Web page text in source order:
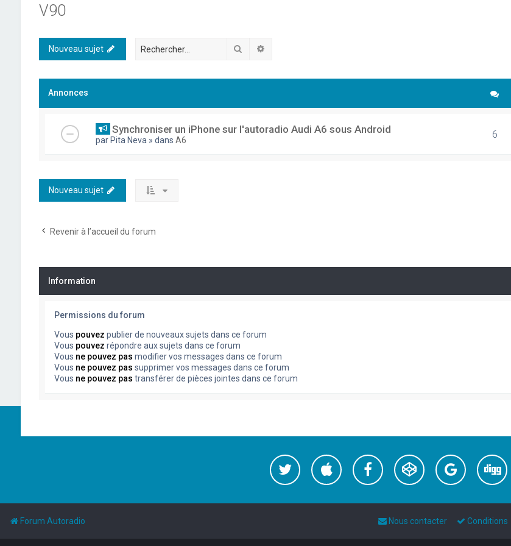
V90
Nouveau sujet Rechercher
Annonces
Synchroniser un iPhone sur l'autoradio Audi A6 sous Android
par Pita Neva » dans A6 6
Nouveau sujet
Revenir à l’accueil du forum
Information
Permissions du forum
Vous pouvez publier de nouveaux sujets dans ce forum
Vous pouvez répondre aux sujets dans ce forum
Vous ne pouvez pas modifier vos messages dans ce forum
Vous ne pouvez pas supprimer vos messages dans ce forum
Vous ne pouvez pas transférer de pièces jointes dans ce forum
Forum Autoradio Conditions
Nous contacter